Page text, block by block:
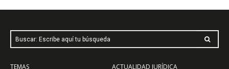
Buscar: Escribe aquí tu búsqueda
TEMAS
ACTUALIDAD JURÍDICA